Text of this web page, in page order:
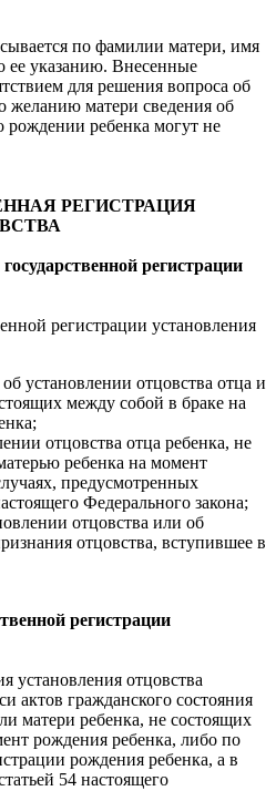
по фамилии матери, имя
ее указанию. Внесенные
для решения вопроса об
желанию матери сведения об
рождении ребенка могут не
РЕГИСТРАЦИЯ
регистрации
регистрации установления
установлении отцовства отца и
между собой в браке на
отцовства отца ребенка, не
ребенка на момент
предусмотренных
Федерального закона;
отцовства или об
отцовства, вступившее в
регистрации
установления отцовства
актов гражданского состояния
матери ребенка, не состоящих
рождения ребенка, либо по
рождения ребенка, а в
54 настоящего